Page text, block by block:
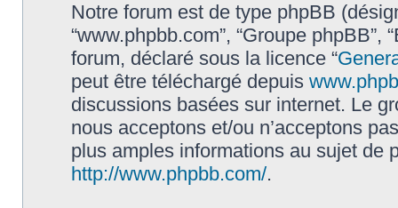
Notre forum est de type phpBB
“www.phpbb.com”, “Groupe
forum, déclaré sous la licence “
peut être téléchargé depuis
discussions basées sur internet. Le
nous acceptons et/ou n’acceptons
plus amples informations au sujet de
http://www.phpbb.com/.